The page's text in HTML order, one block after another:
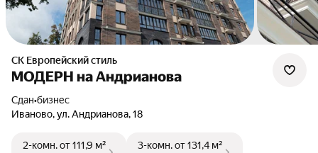
СК Европейский стиль
МОДЕРН на Андрианова
Сдан•бизнес
Иваново, ул. Андрианова, 18
2-комн.от 111,9 м²
3-комн.от 131,4 м²